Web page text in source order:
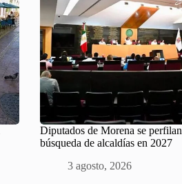
Diputados de Morena se perfilan
búsqueda de alcaldías en 2027
3 agosto, 2026